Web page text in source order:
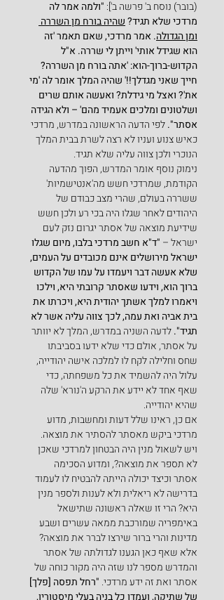
(בובר) נוסח ב' פרשה ב']: "ולמה אמר לה
מרדכי שלא תגיד? שהיה בורח מן השררה
ומן הגדולה. אמר מרדכי, שאם תאמר 'זה
הוא שגידל אותי' וייתן לי שררה. א"ל
הקדוש-ברוך-הוא: 'אתה בורח מן השררה?
חייך שאני מגדלך!!' שהיה המלך אומר לה 'מי
את'? ואצל מי גידלת? ואעשה אותם שרים
ושלטונים ומלכים אעמיד מהם' – ולא הגידה
אסתר". לפי הדעה הראשונה במדרש, מרדכי
כאיש צנוע ועניו לא רצה לשרת בבית המלך
הנוכרי ולכן צווה עליה שלא תגיד.
נימוק נוסף אומר המדרש, הפוך מהדעה
הקודמת, שמרדכי חשש מה'אנטישמיות'
ששררה בעולם, שהרי מצב כבודם של
היהודים לאחר שגלו היה בכי רע ולכן חשש
שידיעת מוצאה של אסתר יגרום נזק לעם
ישראל – "ד"א חשב מרדכי בלבו, מיום שגלו
ישראל מירושלים אינם מכובדים על העמים,
שלא אעשה דבר ויעמדו על עמו של הקדוש
ברוך הוא, וידעו שאסתר קרובתי היא, וילכו
ויאמרו למלך אשתך יהודית היא, ויכרתו את
בית אביה ואת עמה, לכך צווה עליה אשר לא
תגיד". לדעה השניה במדרש, המלך לא יוותר
על אסתר, אולם כדי שלא ידעו בסביבתו
שחס וחלילה לקח לו למלכה אישה יהודייה,
עלול היה להשמיד את כל משפחתה, כדי
שאף אחד לא יידע את הרקע ה'נורא' שלה
שהיא יהודייה.
אם כן, ראינו שלל דעות ומחשבות, מדוע
מרדכי ביקש מאסתר להסתיר את מוצאה.
ויש לשאול מנין היה הבטחון למרדכי שאכן
לא תספר את מוצאה?, ומדוע הסכימה
אסתר וכיצד יכולה הייתה להבטיח לו לעמוד
בדרישה לא ריאלית ולא לענות ולספר מנין
היא? הרי זו שאלה ראשונה שתישאל
באימפריה שמורכבת ממאה עשרים ושבע
מדינות והרי ברור שירצו לברר את מוצאה?
אלא שאף כאן הגענו לגדולתה של אסתר
והמדרש מספר לנו שזה היה מקור כוחה של
אסתר ואת זה ידע מרדכי. "רחל תפסה [פלך]
של שתיקה, ועמדו כל בניה בעלי מיסטורין,